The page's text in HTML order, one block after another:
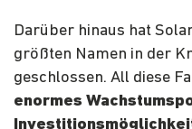
Darüber hinaus hat
größten Namen in der
geschlossen. All diese
enormes